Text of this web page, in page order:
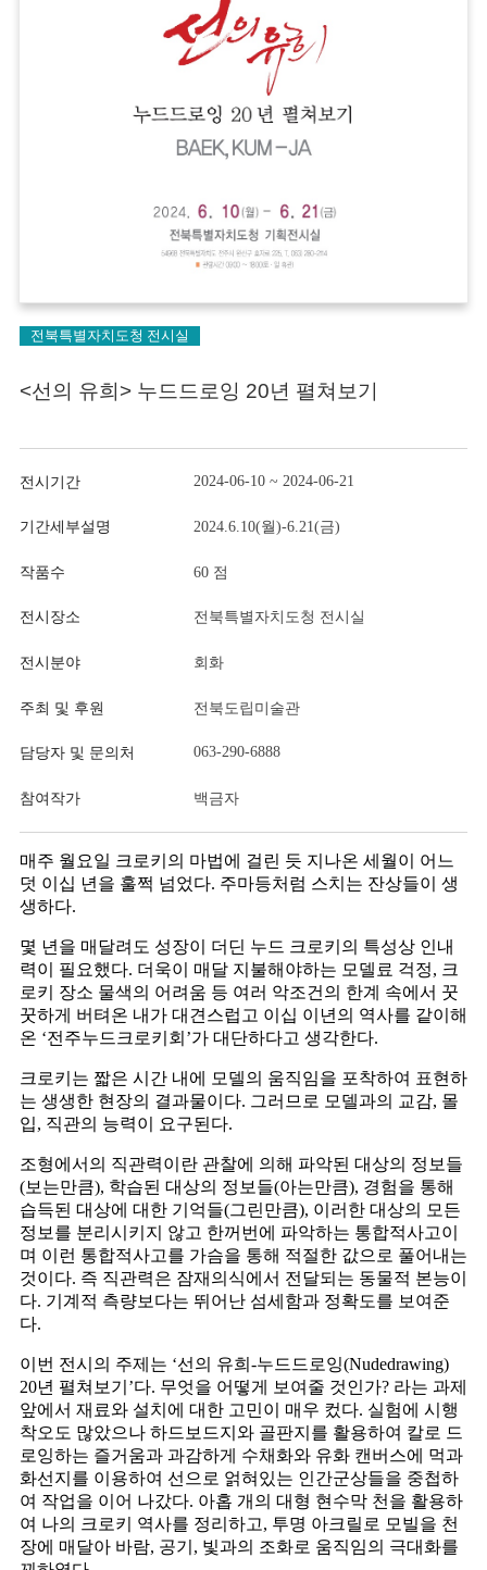
전북특별자치도청 전시실
<선의 유희> 누드드로잉 20년 펼쳐보기
전시기간 2024-06-10 ~ 2024-06-21
기간세부설명 2024.6.10(월)-6.21(금)
작품수 60 점
전시장소 전북특별자치도청 전시실
전시분야 회화
주최 및 후원 전북도립미술관
담당자 및 문의처 063-290-6888
참여작가 백금자
매주 월요일 크로키의 마법에 걸린 듯 지나온 세월이 어느
덧 이십 년을 훌쩍 넘었다. 주마등처럼 스치는 잔상들이 생
생하다.
몇 년을 매달려도 성장이 더딘 누드 크로키의 특성상 인내
력이 필요했다. 더욱이 매달 지불해야하는 모델료 걱정, 크
로키 장소 물색의 어려움 등 여러 악조건의 한계 속에서 꿋
꿋하게 버텨온 내가 대견스럽고 이십 이년의 역사를 같이해
온 ‘전주누드크로키회 ’가 대단하다고 생각한다.
크로키는 짧은 시간 내에 모델의 움직임을 포착하여 표현하
는 생생한 현장의 결과물이다. 그러므로 모델과의 교감, 몰
입, 직관의 능력이 요구된다.
조형에서의 직관력이란 관찰에 의해 파악된 대상의 정보들
(보는만큼), 학습된 대상의 정보들(아는만큼), 경험을 통해
습득된 대상에 대한 기억들(그린만큼), 이러한 대상의 모든
정보를 분리시키지 않고 한꺼번에 파악하는 통합적사고이
며 이런 통합적사고를 가슴을 통해 적절한 값으로 풀어내는
것이다. 즉 직관력은 잠재의식에서 전달되는 동물적 본능이
다. 기계적 측량보다는 뛰어난 섬세함과 정확도를 보여준
다.
이번 전시의 주제는 ‘선의 유희 -누드드로잉(Nudedrawing)
20년 펼쳐보기 ’다. 무엇을 어떻게 보여줄 것인가? 라는 과제
앞에서 재료와 설치에 대한 고민이 매우 컸다. 실험에 시행
착오도 많았으나 하드보드지와 골판지를 활용하여 칼로 드
로잉하는 즐거움과 과감하게 수채화와 유화 캔버스에 먹과
화선지를 이용하여 선으로 얽혀있는 인간군상들을 중첩하
여 작업을 이어 나갔다. 아홉 개의 대형 현수막 천을 활용하
여 나의 크로키 역사를 정리하고, 투명 아크릴로 모빌을 천
장에 매달아 바람, 공기 , 빛과의 조화로 움직임의 극대화를